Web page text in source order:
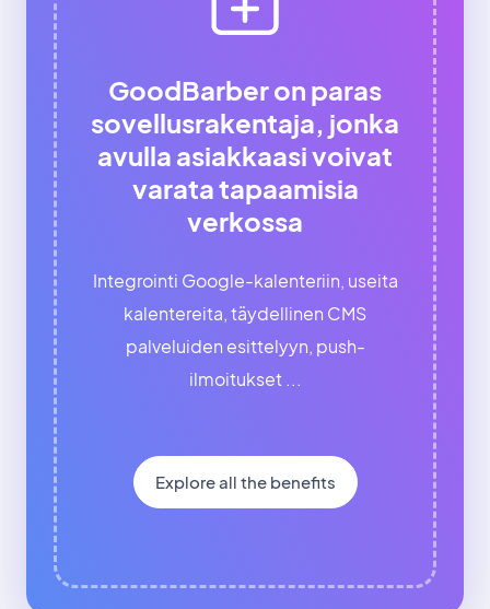
GoodBarber on paras
sovellusrakentaja, jonka
avulla asiakkaasi voivat
varata tapaamisia
verkossa
Integrointi Google-kalenteriin, useita
kalentereita, täydellinen CMS
palveluiden esittelyyn, push-
ilmoitukset ...
Explore all the benefits